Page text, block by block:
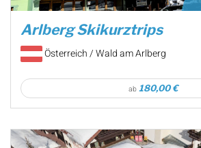
Arlberg Skikurztrips
Österreich / Wald am Arlberg
ab 180,00 €